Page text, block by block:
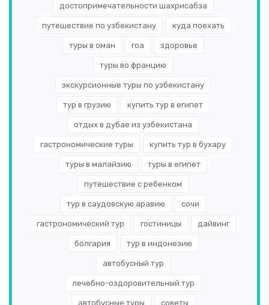
достопримечательности шахрисабза
путешествие по узбекистану куда поехать
туры в оман гоа здоровье
туры во францию
экскурсионные туры по узбекистану
тур в грузию купить тур в египет
отдых в дубае из узбекистана
гастрономические туры купить тур в бухару
туры в малайзию туры в египет
путешествие с ребенком
тур в саудовскую аравию сочи
гастрономический тур гостиницы дайвинг
болгария тур в индонезию
автобусный тур
лечебно-оздоровительный тур
автобусные туры советы